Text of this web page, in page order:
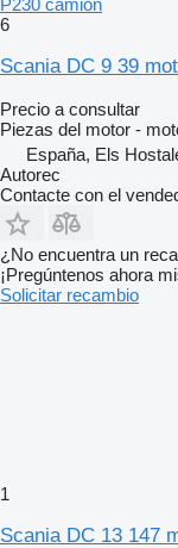
P230 camión
6
Scania DC 9 39
Precio a consultar
Piezas del motor -
España, Els
Autorec
Contacte con el
¿No encuentra un
¡Pregúntenos ahora
Solicitar recambio
1
Scania DC 13 147